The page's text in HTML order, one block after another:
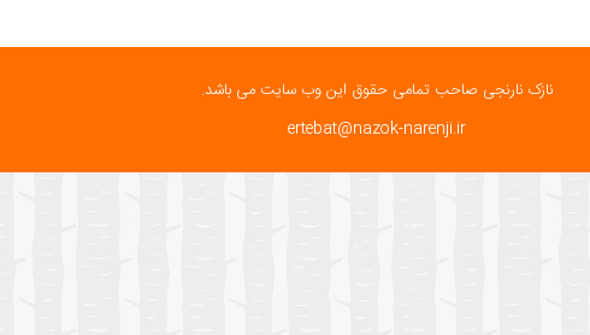
نازک نارنجی صاحب تمامی حقوق این وب سایت می باشد.
ertebat@nazok-narenji.ir